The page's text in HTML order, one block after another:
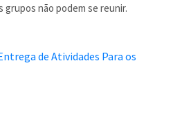
não podem se reunir.